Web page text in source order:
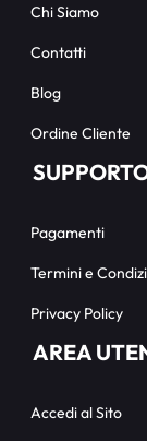
Chi Siamo
Contatti
Blog
Ordine Cliente
Pagamenti
Termini e
Privacy Policy
AREA
Accedi al Sito